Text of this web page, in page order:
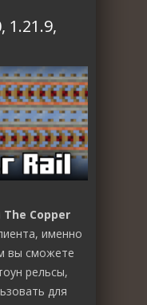
1.21.9,
The Copper
именно
вы сможете
рельсы,
для